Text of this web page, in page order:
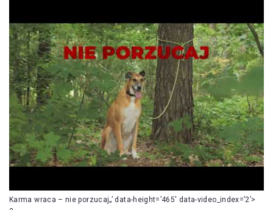
Karma wraca – nie porzucaj„’ data-height=’465′ data-video_index=’2’>